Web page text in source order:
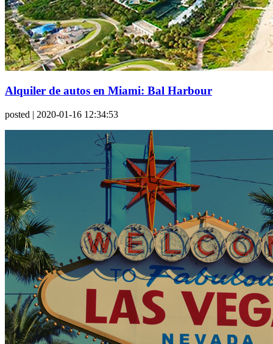
Alquiler de autos en Miami: Bal Harbour
posted | 2020-01-16 12:34:53